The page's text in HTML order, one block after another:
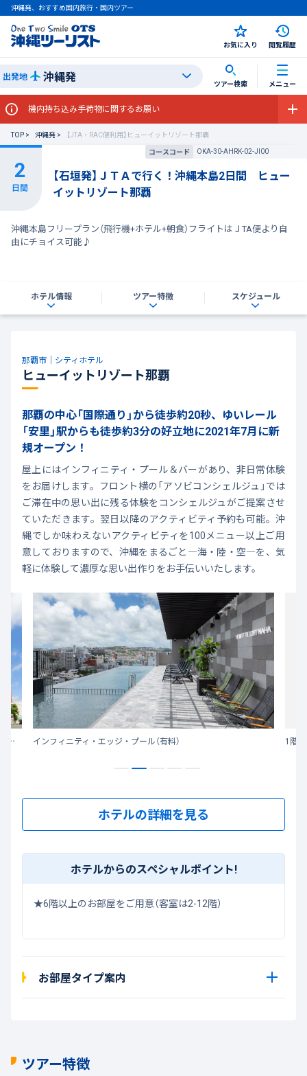
沖縄発、おすすめ国内旅行・国内ツアー
お気に入り 閲覧履歴
出発地 沖縄発 ツアー検索 メニュー
機内持ち込み手荷物に関するお願い
TOP 沖縄発
【JTA・RAC便利用】ヒューイットリゾート那覇
コースコード
OKA-30-AHRK-02-JI00
【石垣発】ＪＴＡで行く！沖縄本島2日間 ヒュー
イットリゾート那覇
沖縄本島フリープラン（飛行機+ホテル+朝食）フライトはＪTA便より自
由にチョイス可能♪
ホテル情報 ツアー特徴 スケジュール
那覇市｜シティホテル
ヒューイットリゾート那覇
那覇の中心「国際通り」から徒歩約20秒、ゆいレール
「安里」駅からも徒歩約3分の好立地に2021年7月に新
規オープン！
屋上にはインフィニティ・プール＆バーがあり、非日常体験
をお届けします。フロント横の「アソビコンシェルジュ」では
ご滞在中の思い出に残る体験をコンシェルジュがご提案させ
ていただきます。翌日以降のアクティビティ予約も可能。沖
縄でしか味わえないアクティビティを100メニュー以上ご用
意しておりますので、沖縄をまるごと―海・陸・空―を、気
軽に体験して濃厚な思い出作りをお手伝いいたします。
那覇の中心「国際通り」から徒歩約20秒、ゆいレール「安里」駅からも徒歩約3分の好立地に2021年7月に新規オープン！ インフィニティ・エッジ・プール（有料） 1階
ホテルの詳細を見る
ホテルからのスペシャルポイント!
★6階以上のお部屋をご用意（客室は2-12階）
お部屋タイプ案内
ツアー特徴